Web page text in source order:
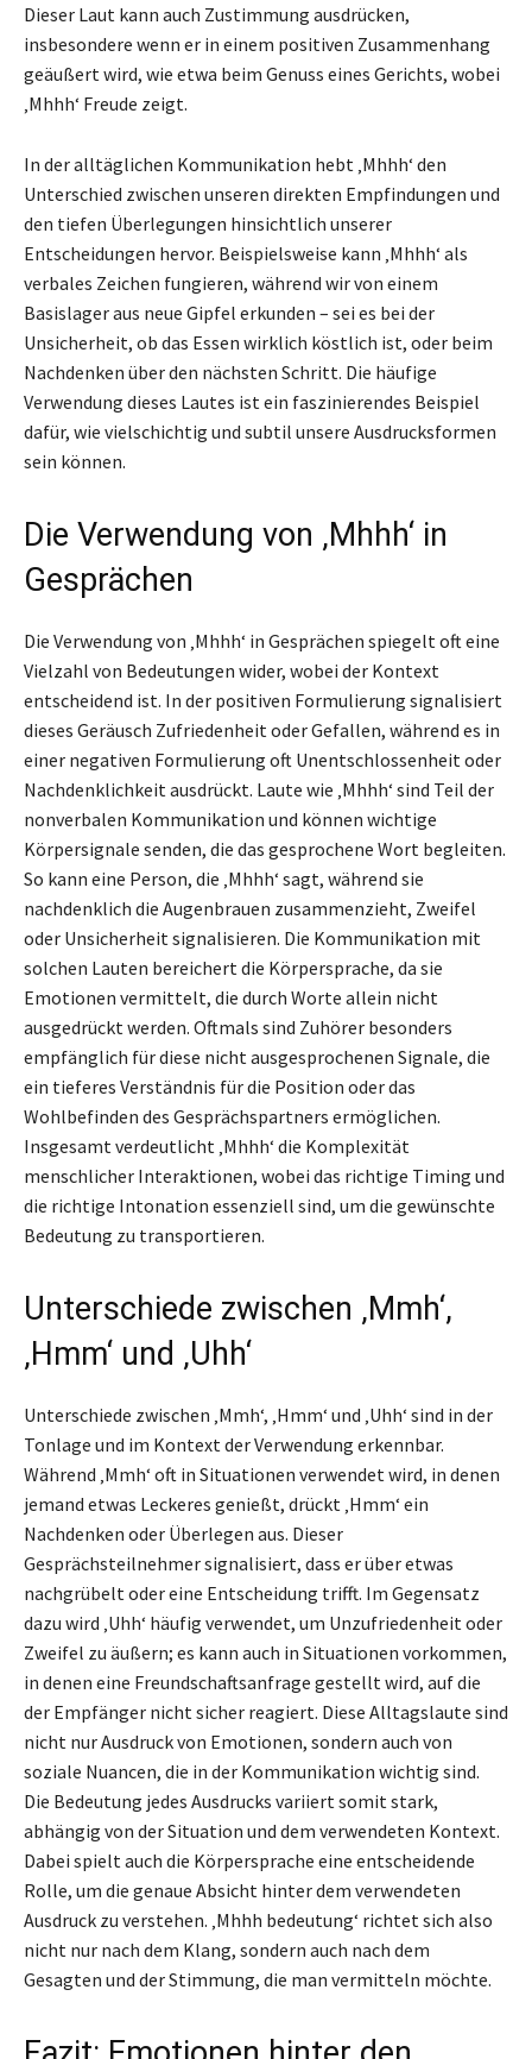
Dieser Laut kann auch Zustimmung ausdrücken,
insbesondere wenn er in einem positiven Zusammenhang
geäußert wird, wie etwa beim Genuss eines Gerichts, wobei
‚Mhhh‘ Freude zeigt.
In der alltäglichen Kommunikation hebt ‚Mhhh‘ den
Unterschied zwischen unseren direkten Empfindungen und
den tiefen Überlegungen hinsichtlich unserer
Entscheidungen hervor. Beispielsweise kann ‚Mhhh‘ als
verbales Zeichen fungieren, während wir von einem
Basislager aus neue Gipfel erkunden – sei es bei der
Unsicherheit, ob das Essen wirklich köstlich ist, oder beim
Nachdenken über den nächsten Schritt. Die häufige
Verwendung dieses Lautes ist ein faszinierendes Beispiel
dafür, wie vielschichtig und subtil unsere Ausdrucksformen
sein können.
Die Verwendung von ‚Mhhh‘ in
Gesprächen
Die Verwendung von ‚Mhhh‘ in Gesprächen spiegelt oft eine
Vielzahl von Bedeutungen wider, wobei der Kontext
entscheidend ist. In der positiven Formulierung signalisiert
dieses Geräusch Zufriedenheit oder Gefallen, während es in
einer negativen Formulierung oft Unentschlossenheit oder
Nachdenklichkeit ausdrückt. Laute wie ‚Mhhh‘ sind Teil der
nonverbalen Kommunikation und können wichtige
Körpersignale senden, die das gesprochene Wort begleiten.
So kann eine Person, die ‚Mhhh‘ sagt, während sie
nachdenklich die Augenbrauen zusammenzieht, Zweifel
oder Unsicherheit signalisieren. Die Kommunikation mit
solchen Lauten bereichert die Körpersprache, da sie
Emotionen vermittelt, die durch Worte allein nicht
ausgedrückt werden. Oftmals sind Zuhörer besonders
empfänglich für diese nicht ausgesprochenen Signale, die
ein tieferes Verständnis für die Position oder das
Wohlbefinden des Gesprächspartners ermöglichen.
Insgesamt verdeutlicht ‚Mhhh‘ die Komplexität
menschlicher Interaktionen, wobei das richtige Timing und
die richtige Intonation essenziell sind, um die gewünschte
Bedeutung zu transportieren.
Unterschiede zwischen ‚Mmh‘,
‚Hmm‘ und ‚Uhh‘
Unterschiede zwischen ‚Mmh‘, ‚Hmm‘ und ‚Uhh‘ sind in der
Tonlage und im Kontext der Verwendung erkennbar.
Während ‚Mmh‘ oft in Situationen verwendet wird, in denen
jemand etwas Leckeres genießt, drückt ‚Hmm‘ ein
Nachdenken oder Überlegen aus. Dieser
Gesprächsteilnehmer signalisiert, dass er über etwas
nachgrübelt oder eine Entscheidung trifft. Im Gegensatz
dazu wird ‚Uhh‘ häufig verwendet, um Unzufriedenheit oder
Zweifel zu äußern; es kann auch in Situationen vorkommen,
in denen eine Freundschaftsanfrage gestellt wird, auf die
der Empfänger nicht sicher reagiert. Diese Alltagslaute sind
nicht nur Ausdruck von Emotionen, sondern auch von
soziale Nuancen, die in der Kommunikation wichtig sind.
Die Bedeutung jedes Ausdrucks variiert somit stark,
abhängig von der Situation und dem verwendeten Kontext.
Dabei spielt auch die Körpersprache eine entscheidende
Rolle, um die genaue Absicht hinter dem verwendeten
Ausdruck zu verstehen. ‚Mhhh bedeutung‘ richtet sich also
nicht nur nach dem Klang, sondern auch nach dem
Gesagten und der Stimmung, die man vermitteln möchte.